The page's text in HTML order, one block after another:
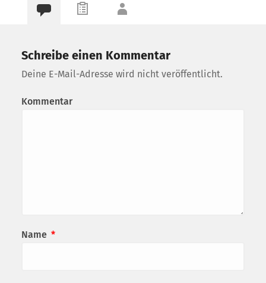
Schreibe einen Kommentar
Deine E-Mail-Adresse wird nicht veröffentlicht.
Kommentar
Name *